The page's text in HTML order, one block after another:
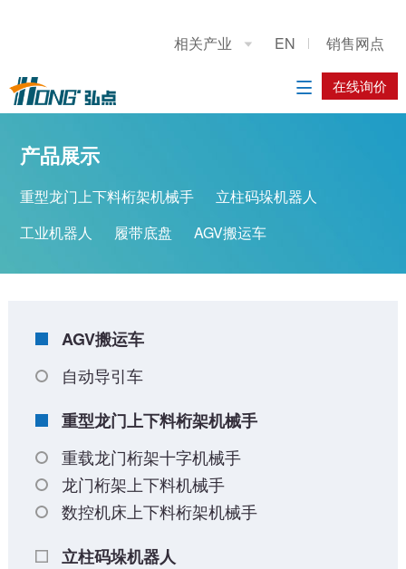
相关产业  EN 销售网点
在线询价

公司简介
设计分享
优秀案例
重型龙门上下料桁架机械手
工业机器人
履带底盘
AGV搬运车
系统方案
在线询价
产品展示
重型龙门上下料桁架机械手
立柱码垛机器人
工业机器人
履带底盘 AGV搬运车
AGV搬运车
自动导引车
重型龙门上下料桁架机械手
重载龙门桁架十字机械手
龙门桁架上下料机械手
数控机床上下料桁架机械手
立柱码垛机器人